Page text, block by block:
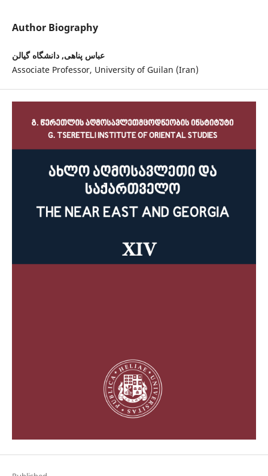
Author Biography
عباس پناهی, دانشگاه گیالن
Associate Professor, University of Guilan (Iran)